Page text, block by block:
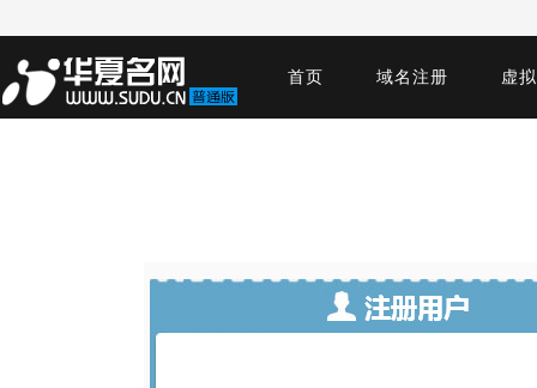
首页 域名注册 虚